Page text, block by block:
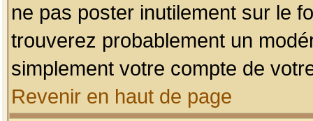
ne pas poster inutilement sur le
trouverez probablement un
simplement votre compte de
Revenir en haut de page